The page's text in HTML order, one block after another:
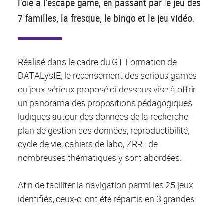
l'oie à l'escape game, en passant par le jeu des
7 familles, la fresque, le bingo et le jeu vidéo.
Réalisé dans le cadre du GT Formation de
DATALystE, le recensement des serious games
ou jeux sérieux proposé ci-dessous vise à offrir
un panorama des propositions pédagogiques
ludiques autour des données de la recherche -
plan de gestion des données, reproductibilité,
cycle de vie, cahiers de labo, ZRR : de
nombreuses thématiques y sont abordées.
Afin de faciliter la navigation parmi les 25 jeux
identifiés, ceux-ci ont été répartis en 3 grandes